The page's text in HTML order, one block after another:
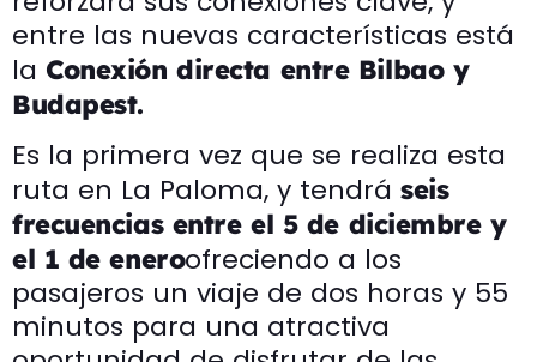
entre las nuevas características está
la Conexión directa entre Bilbao y
Budapest.
Es la primera vez que se realiza esta
ruta en La Paloma, y ​​tendrá seis
frecuencias entre el 5 de diciembre y
el 1 de eneroofreciendo a los
pasajeros un viaje de dos horas y 55
minutos para una atractiva